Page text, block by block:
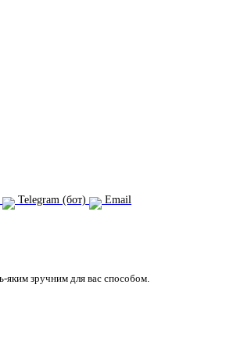
Telegram (бот)
Email
зручним для вас способом.